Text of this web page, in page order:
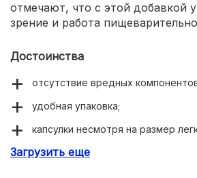
отмечают, что с этой добавкой
зрение и работа
Достоинства
отсутствие вредных
удобная упаковка;
капсулки несмотря на размер
облегчают течение ПМС;
Загрузить еще